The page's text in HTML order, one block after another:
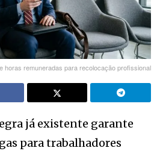
horas remuneradas para recolocação profissional
já existente garante
para trabalhadores